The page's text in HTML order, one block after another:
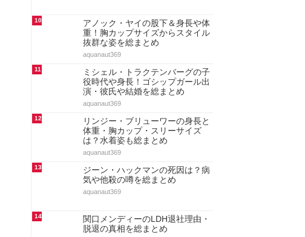
10
アノック・ヤイの股下＆身長や体
重！胸カップサイズからスタイル
抜群な姿を総まとめ
aquanaut369
11
ミシェル・トラクテンバーグの子
役時代や身長！ゴシップガール出
演・彼氏や結婚を総まとめ
aquanaut369
12
リンジー・ブリューワーの身長と
体重・胸カップ・スリーサイズ
は？水着姿も総まとめ
aquanaut369
13
ジーン・ハックマンの死因は？病
気や他殺の噂を総まとめ
aquanaut369
14
関口メンディーのLDH退社理由・
脱退の真相を総まとめ